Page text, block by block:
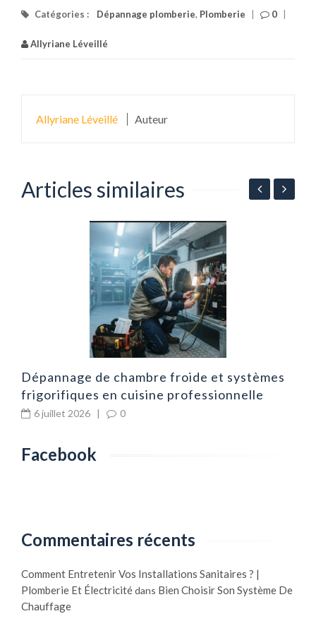
Catégories : Dépannage plomberie, Plomberie | 0 |
Allyriane Léveillé
Allyriane Léveillé Auteur
Articles similaires
Dépannage de chambre froide et systèmes
frigorifiques en cuisine professionnelle
6 juillet 2026 | 0
Facebook
Commentaires récents
Comment Entretenir Vos Installations Sanitaires ? |
Plomberie Et Électricitédans Bien Choisir Son Système De
Chauffage